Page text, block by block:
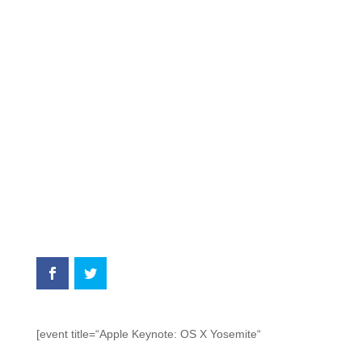
[event title=“Apple Keynote: OS X Yosemite“